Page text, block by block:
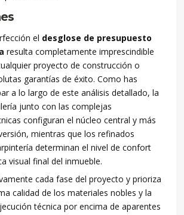
el desglose de presupuesto
resulta completamente imprescindible
proyecto de construcción o
garantías de éxito. Como has
a lo largo de este análisis detallado, la
junto con las complejas
configuran el núcleo central y más
mientras que los refinados
determinan el nivel de confort
visual final del inmueble.
cada fase del proyecto y prioriza
calidad de los materiales nobles y la
técnica por encima de aparentes